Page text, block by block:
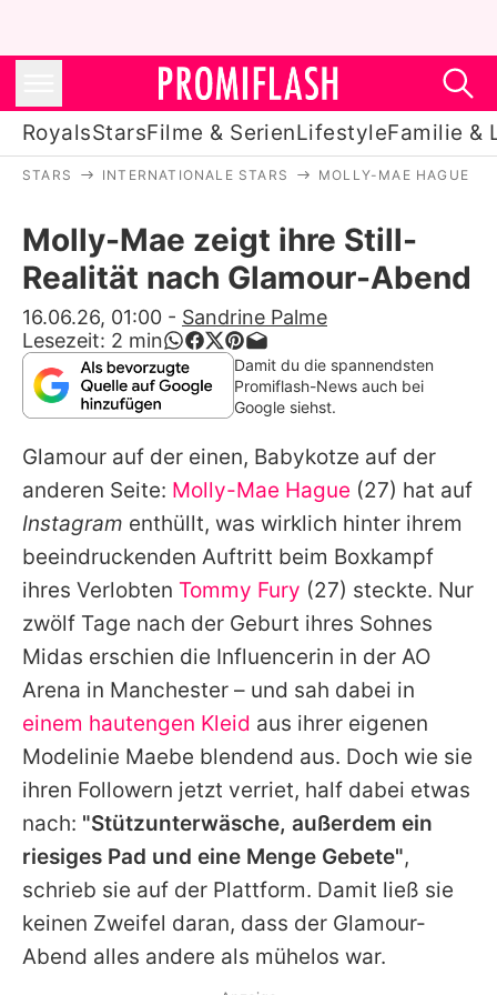
RoyalsStarsFilme & SerienLifestyleFamilie &
Stars
Filme & Serien
Lifestyle
Familie & Liebe
Alle Themen auf Promiflash
Jobs
App runterladen
Team
Redaktionelle Richtlinien
Impressum
Datenschutzerklärung
Nutzungsbedingungen
Utiq verwalten
STARS INTERNATIONALE STARS MOLLY-MAE HAGUE
Molly-Mae zeigt ihre Still-
Realität nach Glamour-Abend
16.06.26, 01:00 - Sandrine Palme
Lesezeit: 2 min
Damit du die spannendsten
Promiflash-News auch bei
Google siehst.
Glamour auf der einen, Babykotze auf der
anderen Seite: Molly-Mae Hague (27) hat auf
Instagram enthüllt, was wirklich hinter ihrem
beeindruckenden Auftritt beim Boxkampf
ihres Verlobten Tommy Fury (27) steckte. Nur
zwölf Tage nach der Geburt ihres Sohnes
Midas erschien die Influencerin in der AO
Arena in Manchester – und sah dabei in
einem hautengen Kleid aus ihrer eigenen
Modelinie Maebe blendend aus. Doch wie sie
ihren Followern jetzt verriet, half dabei etwas
nach: "Stützunterwäsche, außerdem ein
riesiges Pad und eine Menge Gebete",
schrieb sie auf der Plattform. Damit ließ sie
keinen Zweifel daran, dass der Glamour-
Abend alles andere als mühelos war.